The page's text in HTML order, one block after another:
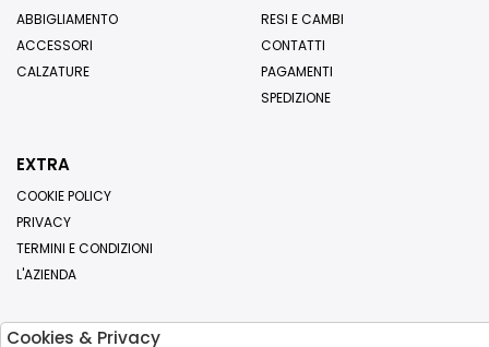
ABBIGLIAMENTO
ACCESSORI
CALZATURE
RESI E CAMBI
CONTATTI
PAGAMENTI
SPEDIZIONE
EXTRA
COOKIE POLICY
PRIVACY
TERMINI E CONDIZIONI
L'AZIENDA
Cookies & Privacy